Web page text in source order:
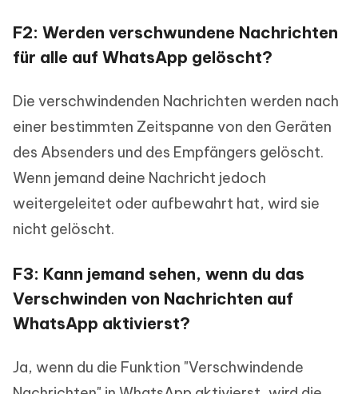
F2: Werden verschwundene Nachrichten
für alle auf WhatsApp gelöscht?
Die verschwindenden Nachrichten werden nach
einer bestimmten Zeitspanne von den Geräten
des Absenders und des Empfängers gelöscht.
Wenn jemand deine Nachricht jedoch
weitergeleitet oder aufbewahrt hat, wird sie
nicht gelöscht.
F3: Kann jemand sehen, wenn du das
Verschwinden von Nachrichten auf
WhatsApp aktivierst?
Ja, wenn du die Funktion "Verschwindende